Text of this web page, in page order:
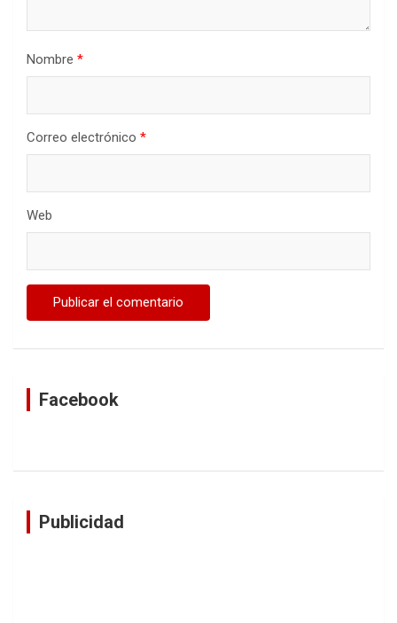
Nombre *
Correo electrónico *
Web
Facebook
Publicidad